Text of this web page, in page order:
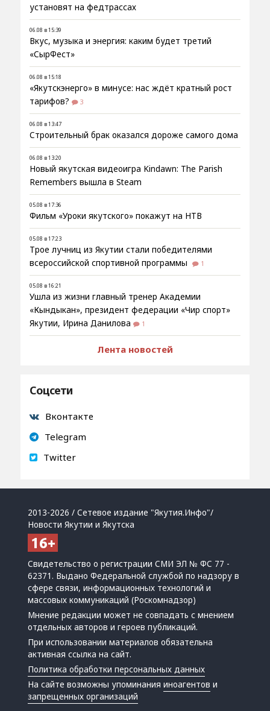
установят на федтрассах
06.08 в 15:39
Вкус, музыка и энергия: каким будет третий
«СырФест»
06.08 в 15:18
«Якутскэнерго» в минусе: нас ждёт кратный рост
тарифов?
3
06.08 в 13:47
Строительный брак оказался дороже самого дома
06.08 в 13:20
Новый якутская видеоигра Kindawn: The Parish
Remembers вышла в Steam
05.08 в 17:36
Фильм «Уроки якутского» покажут на НТВ
05.08 в 17:23
Трое лучниц из Якутии стали победителями
всероссийской спортивной программы
1
05.08 в 16:21
Ушла из жизни главный тренер Академии
«Кындыкан», президент федерации «Чир спорт»
Якутии, Ирина Данилова
1
Лента новостей
Соцсети
Вконтакте
Telegram
Twitter
2013-2026 / Сетевое издание "Якутия.Инфо"/
Новости Якутии и Якутска
Свидетельство о регистрации СМИ ЭЛ № ФС 77 -
62371. Выдано Федеральной службой по надзору в
сфере связи, информационных технологий и
массовых коммуникаций (Роскомнадзор)
Мнение редакции может не совпадать с мнением
отдельных авторов и героев публикаций.
При использовании материалов обязательна
активная ссылка на сайт.
Политика обработки персональных данных
На сайте возможны упоминанияиноагентов и
запрещенных организаций